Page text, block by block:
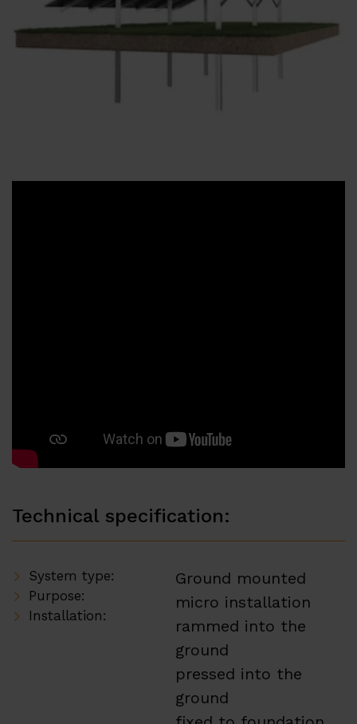
Technical specification:
System type:
Purpose:
Installation:
Ground mounted
micro installation
rammed into the
ground
pressed into the
ground